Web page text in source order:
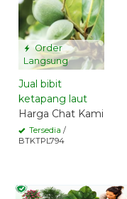
Order
Langsung
Jual bibit
ketapang laut
Harga Chat Kami
Tersedia /
BTKTPL794